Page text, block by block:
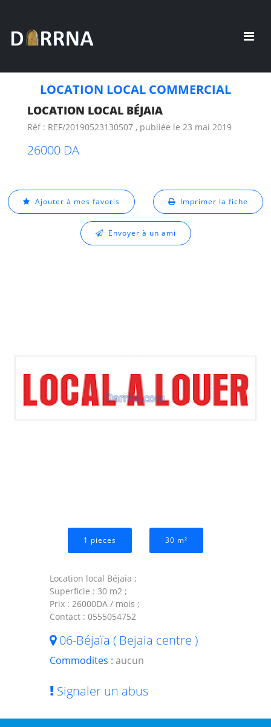
LOCATION LOCAL COMMERCIAL
LOCATION LOCAL BÉJAIA
Réf : REF/20190523130507 , publiée le 23 mai 2019
26000 DA
Ajouter à mes favoris Imprimer la fiche
Envoyer à un ami
1 pieces 30 m²
Location local Béjaia ;
Superficie : 30 m2 ;
Prix : 26000DA / mois ;
Contact : 0555054752
06-Béjaïa ( Bejaia centre )
Commodites :aucun
Signaler un abus